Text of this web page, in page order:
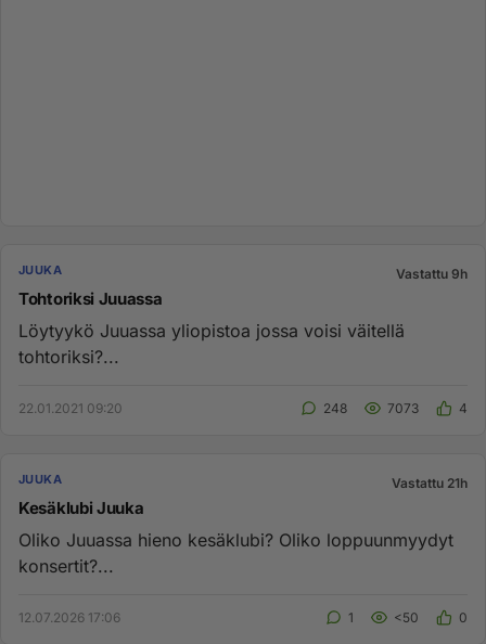
JUUKA Vastattu 9h
Tohtoriksi Juuassa
Löytyykö Juuassa yliopistoa jossa voisi väitellä
tohtoriksi?...
22.01.2021 09:20 248 7073 4
JUUKA Vastattu 21h
Kesäklubi Juuka
Oliko Juuassa hieno kesäklubi? Oliko loppuunmyydyt
konsertit?...
12.07.2026 17:06 1 <50 0